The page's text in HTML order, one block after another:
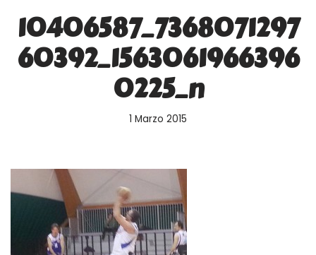
10406587_7368071297
60392_1563061966396
0225_n
1 Marzo 2015